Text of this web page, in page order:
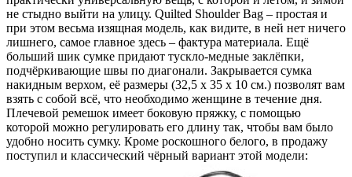
не стыдно выйти на улицу. Quilted Shoulder Bag – простая и
при этом весьма изящная модель, как видите, в ней нет ничего
лишнего, самое главное здесь – фактура материала. Ещё
больший шик сумке придают тускло-медные заклёпки,
подчёркивающие швы по диагонали. Закрывается сумка
накидным верхом, её размеры (32,5 х 35 х 10 см.) позволят вам
взять с собой всё, что необходимо женщине в течение дня.
Плечевой ремешок имеет боковую пряжку, с помощью
которой можно регулировать его длину так, чтобы вам было
удобно носить сумку. Кроме роскошного белого, в продажу
поступил и классический чёрный вариант этой модели: